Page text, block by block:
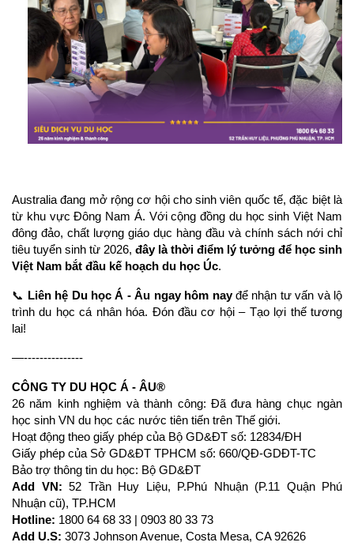
Australia đang mở rộng cơ hội cho sinh viên quốc tế, đặc biệt là
từ khu vực Đông Nam Á. Với cộng đồng du học sinh Việt Nam
đông đảo, chất lượng giáo dục hàng đầu và chính sách nới chỉ
tiêu tuyển sinh từ 2026, đây là thời điểm lý tưởng để học sinh
Việt Nam bắt đầu kế hoạch du học Úc.
📞 Liên hệ Du học Á - Âu ngay hôm nay để nhận tư vấn và lộ
trình du học cá nhân hóa. Đón đầu cơ hội – Tạo lợi thế tương
lai!
—---------------
CÔNG TY DU HỌC Á - ÂU®
26 năm kinh nghiệm và thành công: Đã đưa hàng chục ngàn
học sinh VN du học các nước tiên tiến trên Thế giới.
Hoạt động theo giấy phép của Bộ GD&ĐT số: 12834/ĐH
Giấy phép của Sở GD&ĐT TPHCM số: 660/QĐ-GDĐT-TC
Bảo trợ thông tin du học: Bộ GD&ĐT
Add VN: 52 Trần Huy Liệu, P.Phú Nhuận (P.11 Quận Phú
Nhuận cũ), TP.HCM
Hotline: 1800 64 68 33 | 0903 80 33 73
Add U.S: 3073 Johnson Avenue, Costa Mesa, CA 92626